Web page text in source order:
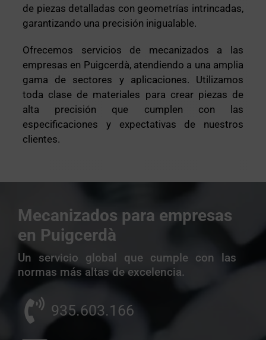
de piezas detalladas con geometrías intrincadas,
garantizando una precisión inigualable.
Ofrecemos servicios de mecanizados a las
empresas en Puigcerdà, atendiendo a una amplia
gama de sectores y aplicaciones. Utilizamos
toda clase de materiales para crear piezas de
alta precisión que cumplen con las
especificaciones y expectativas de nuestros
clientes.
Mecanizados para empresas
en Puigcerdà
Un servicio global que cumple con las
normas más altas de excelencia.
935.603.166